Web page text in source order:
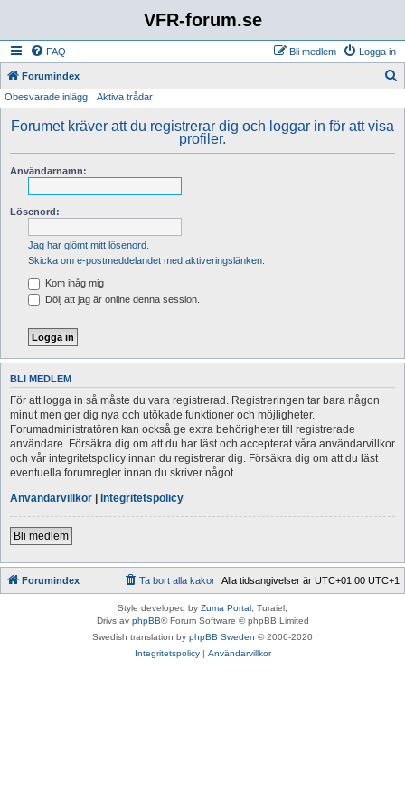
VFR-forum.se
FAQ Logga in
Bli medlem
Forumindex
Obesvarade inlägg Aktiva trådar
Forumet kräver att du registrerar dig och loggar in för att visa
profiler.
Användarnamn:
Lösenord:
Jag har glömt mitt lösenord.
Skicka om e-postmeddelandet med aktiveringslänken.
Kom ihåg mig
Dölj att jag är online denna session.
BLI MEDLEM
För att logga in så måste du vara registrerad. Registreringen tar bara någon
minut men ger dig nya och utökade funktioner och möjligheter.
Forumadministratören kan också ge extra behörigheter till registrerade
användare. Försäkra dig om att du har läst och accepterat våra användarvillkor
och vår integritetspolicy innan du registrerar dig. Försäkra dig om att du läst
eventuella forumregler innan du skriver något.
Användarvillkor | Integritetspolicy
Bli medlem
Forumindex Alla tidsangivelser är UTC+01:00 UTC+1
Ta bort alla kakor
Style developed by Zuma Portal , Turaiel,
Drivs av phpBB® Forum Software © phpBB Limited
Swedish translation by phpBB Sweden © 2006-2020
Integritetspolicy| Användarvillkor